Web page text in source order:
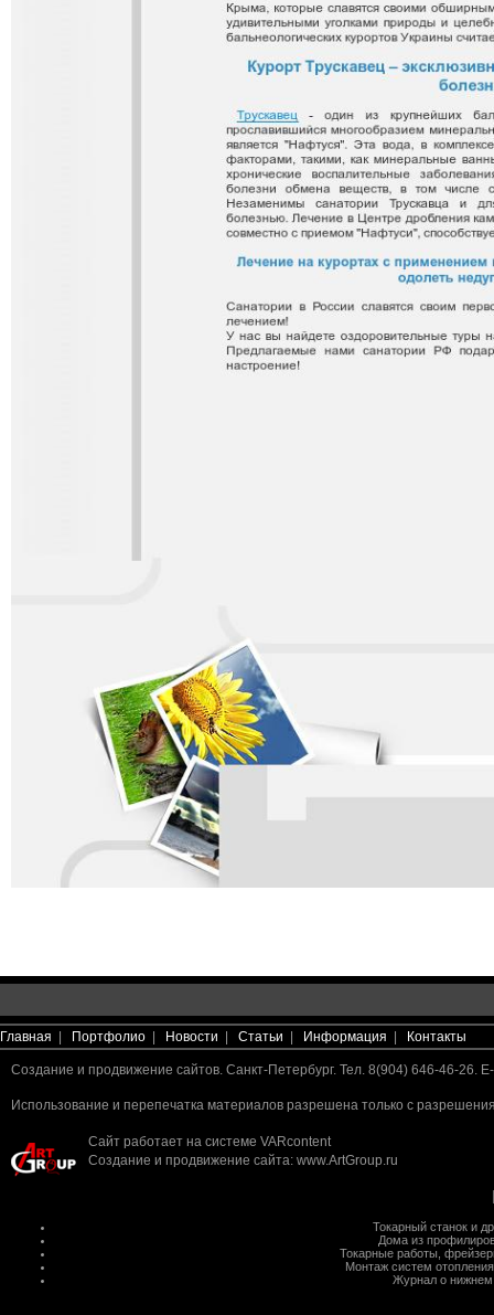
Главная | Портфолио | Новости | Статьи | Информация | Контакты
Создание и продвижение сайтов. Санкт-Петербург. Тел. 8(904) 646-46-26.
Использование и перепечатка материалов разрешена только с
Сайт работает на системе VARcontent
Создание и продвижение сайта: www.ArtGroup.ru
Токарный станок и
Дома из
Токарные работы
Монтаж систем отопления
Журнал о нижнем